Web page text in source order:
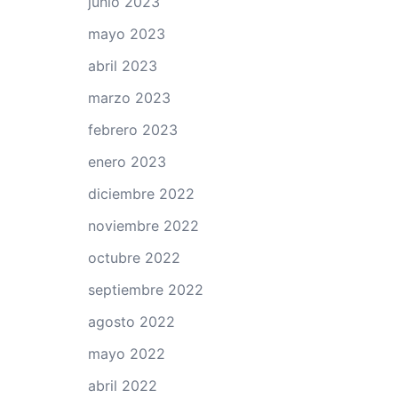
mayo 2023
abril 2023
marzo 2023
febrero 2023
enero 2023
diciembre 2022
noviembre 2022
octubre 2022
septiembre 2022
agosto 2022
mayo 2022
abril 2022